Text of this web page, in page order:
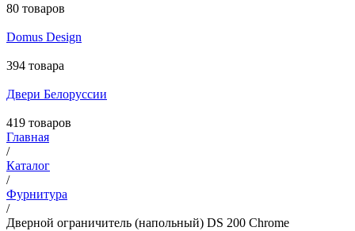
80 товаров
Domus Design
394 товара
Двери Белоруссии
419 товаров
Главная
/
Каталог
/
Фурнитура
/
Дверной ограничитель (напольный) DS 200 Chrome